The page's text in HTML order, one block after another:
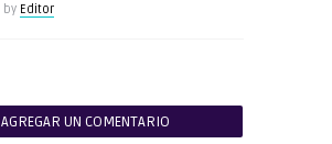
by Editor
AGREGAR UN COMENTARIO